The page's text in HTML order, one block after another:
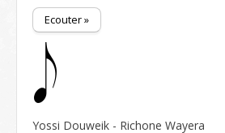
Ecouter »
Yossi Douweik - Richone Wayera